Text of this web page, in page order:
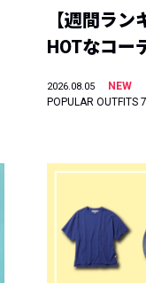
【週間ラ
HOTなコー
2026.08.05
NEW
POPULAR